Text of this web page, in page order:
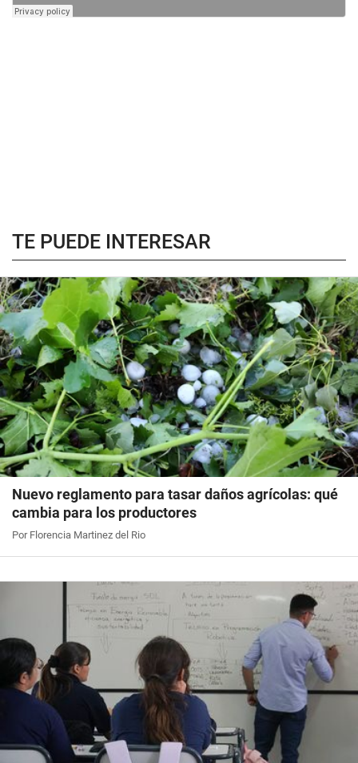
TE PUEDE INTERESAR
Nuevo reglamento para tasar daños agrícolas: qué
cambia para los productores
Por Florencia Martinez del Rio